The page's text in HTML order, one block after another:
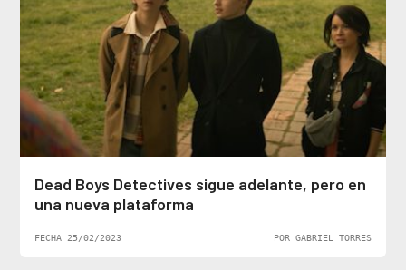
Dead Boys Detectives sigue adelante, pero en
una nueva plataforma
FECHA 25/02/2023 POR GABRIEL TORRES